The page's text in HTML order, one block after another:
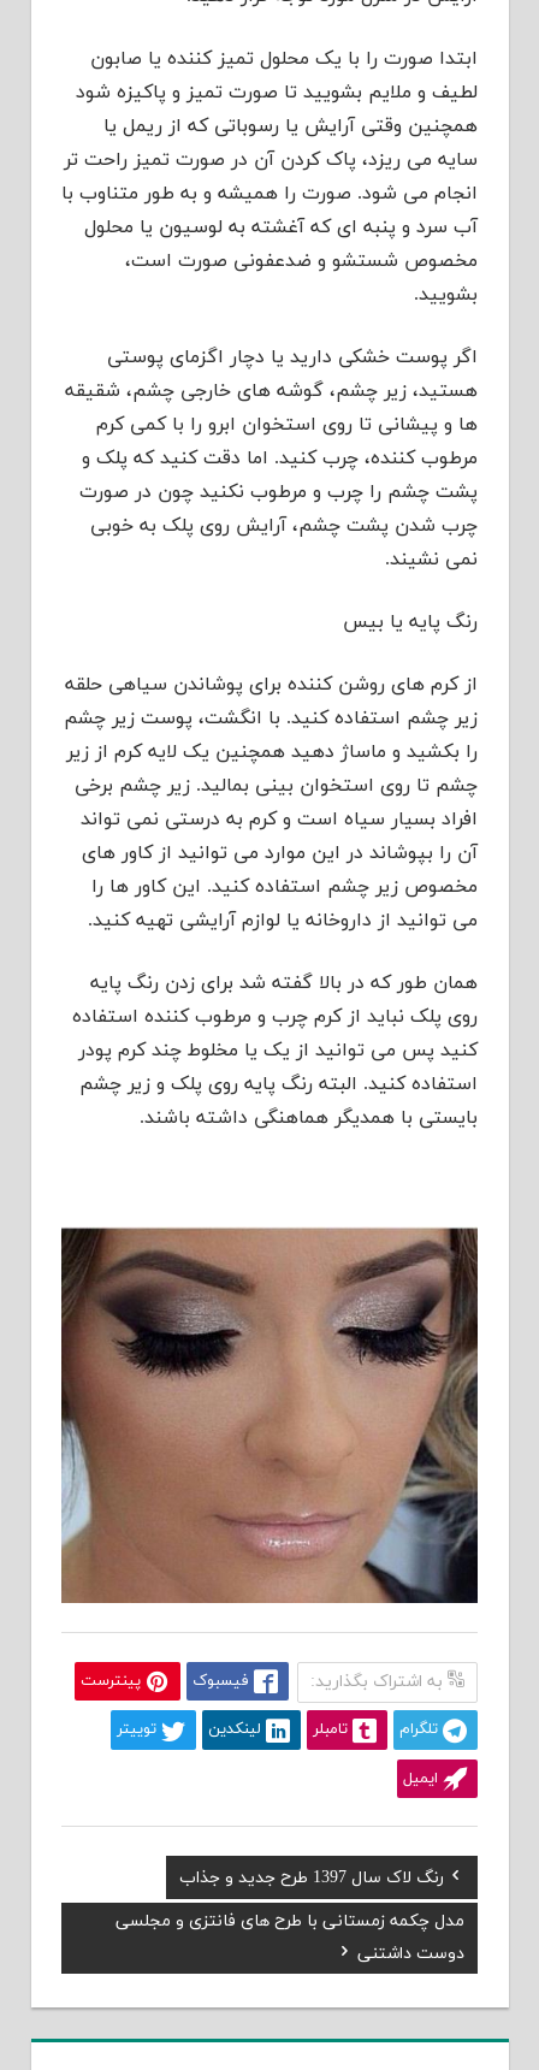
ابتدا صورت را با یک محلول تمیز کننده یا صابون
لطیف و ملایم بشویید تا صورت تمیز و پاکیزه شود
همچنین وقتی آرایش یا رسوباتی که از ریمل یا
سایه می ریزد، پاک کردن آن در صورت تمیز راحت تر
انجام می شود. صورت را همیشه و به طور متناوب با
آب سرد و پنبه ای که آغشته به لوسیون یا محلول
مخصوص شستشو و ضدعفونی صورت است،
بشویید.
اگر پوست خشکی دارید یا دچار اگزمای پوستی
هستید، زیر چشم، گوشه های خارجی چشم، شقیقه
ها و پیشانی تا روی استخوان ابرو را با کمی کرم
مرطوب کننده، چرب کنید. اما دقت کنید که پلک و
پشت چشم را چرب و مرطوب نکنید چون در صورت
چرب شدن پشت چشم، آرایش روی پلک به خوبی
نمی نشیند.
رنگ پایه یا بیس
از کرم های روشن کننده برای پوشاندن سیاهی حلقه
زیر چشم استفاده کنید. با انگشت، پوست زیر چشم
را بکشید و ماساژ دهید همچنین یک لایه کرم از زیر
چشم تا روی استخوان بینی بمالید. زیر چشم برخی
افراد بسیار سیاه است و کرم به درستی نمی تواند
آن را بپوشاند در این موارد می توانید از کاور های
مخصوص زیر چشم استفاده کنید. این کاور ها را
می توانید از داروخانه یا لوازم آرایشی تهیه کنید.
همان طور که در بالا گفته شد برای زدن رنگ پایه
روی پلک نباید از کرم چرب و مرطوب کننده استفاده
کنید پس می توانید از یک یا مخلوط چند کرم پودر
استفاده کنید. البته رنگ پایه روی پلک و زیر چشم
بایستی با همدیگر هماهنگی داشته باشند.
به اشتراک بگذارید: فیسبوک پینترست
تلگرام تامبلر لینکدین توییتر
ایمیل
راهبری
نوشته
Previous
Post:
رنگ لاک سال 1397 طرح جدید و جذاب
Next
Post:
مدل چکمه زمستانی با طرح های فانتزی و مجلسی
دوست داشتنی